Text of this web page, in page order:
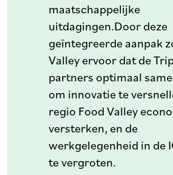
maatschappelijke
uitdagingen.Door deze
geïntegreerde aanpak
Valley ervoor dat de
partners optimaal
om innovatie te
regio Food Valley
versterken, en de
werkgelegenheid in de
te vergroten.